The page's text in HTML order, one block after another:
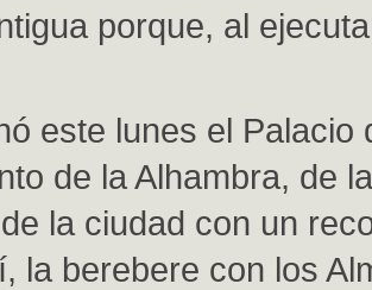
porque, al
este lunes el Palacio
de la Alhambra, de
la ciudad con un
la berebere con los